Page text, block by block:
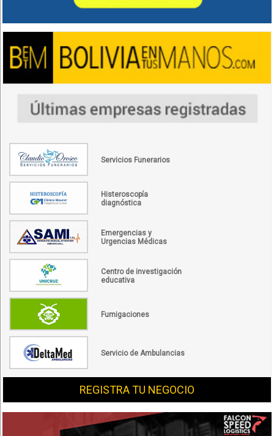
Servicios Funerarios
Histeroscopía
diagnóstica
Emergencias y
Urgencias Médicas
Centro de investigación
educativa
Fumigaciones
Servicio de Ambulancias
REGISTRA TU NEGOCIO